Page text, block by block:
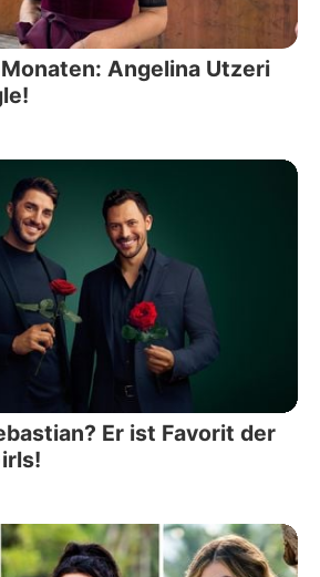
Angelina Utzeri
Er ist Favorit der